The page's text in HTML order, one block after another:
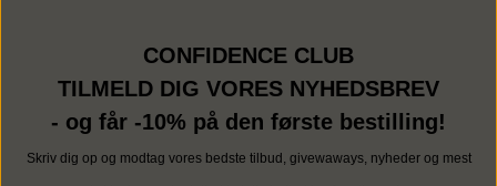
CONFIDENCE CLUB
TILMELD DIG VORES NYHEDSBREV
- og får -10% på den første bestilling!
Skriv dig op og modtag vores bedste tilbud, givewaways, nyheder og mest